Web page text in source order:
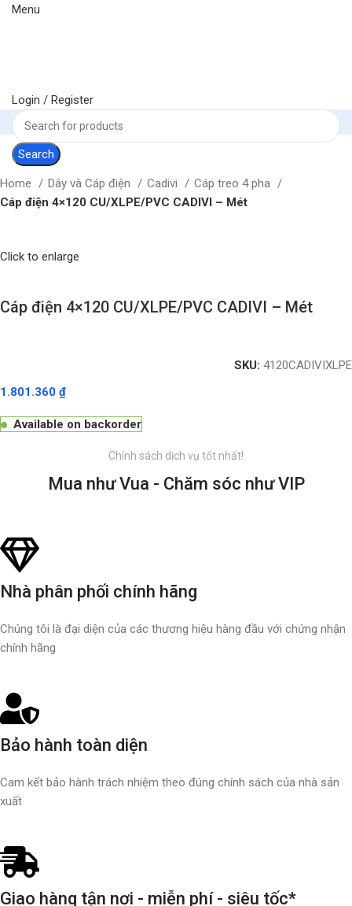
Menu
Login / Register
Search
Home Dây và Cáp điện Cadivi
Cáp treo 4 pha
Cáp điện 4×120 CU/XLPE/PVC CADIVI – Mét
Click to enlarge
Cáp điện 4×120 CU/XLPE/PVC CADIVI – Mét
SKU: 4120CADIVIXLPE
1.801.360₫
Available on backorder
Chính sách dịch vụ tốt nhất!
Mua như Vua - Chăm sóc như VIP
Nhà phân phối chính hãng
Chúng tôi là đại diện của các thương hiệu hàng đầu với chứng nhận
chính hãng
Bảo hành toàn diện
Cam kết bảo hành trách nhiệm theo đúng chính sách của nhà sản
xuất
Giao hàng tận nơi - miễn phí - siêu tốc*